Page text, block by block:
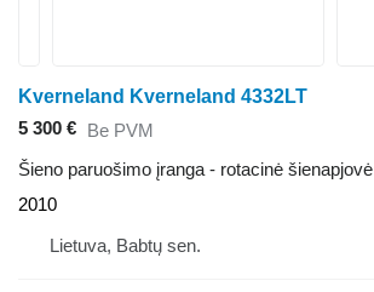
Kverneland Kverneland 4332LT
5 300 € Be PVM
Šieno paruošimo įranga - rotacinė šienapjovė
2010
Lietuva, Babtų sen.